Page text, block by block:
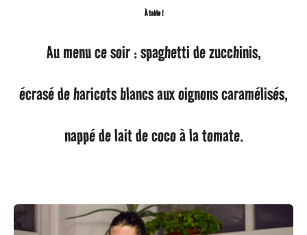
À table !
Au menu ce soir : spaghetti de zucchinis,
écrasé de haricots blancs aux oignons caramélisés,
nappé de lait de coco à la tomate.